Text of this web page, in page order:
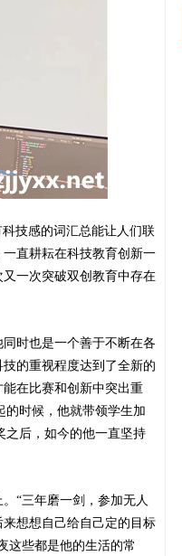
技感的词汇总能让人们联
一直耕耘在科技教育创新一
一次突破双创教育中存在
同时也是一个善于不断在各
的重视程度达到了全新的
在比赛和创新中突出重
的时候 ，他就带领学生加
后， 如今的他一直坚持
“三年磨一剑， 参加无人
来想想 自己给自己定的目标
这些都是他的生活的常